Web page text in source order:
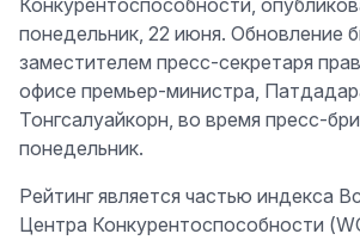
Конкурентоспособности,
понедельник, 22 июня. Обновление
заместителем пресс-секретаря
офисе премьер-министра,
Тонгсалуайкорн, во время пресс-
понедельник.
Рейтинг является частью индекса
Центра Конкурентоспособности